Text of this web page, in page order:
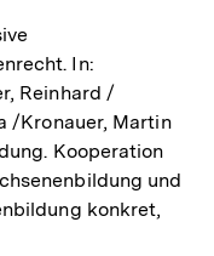
In:
Reinhard /
/Kronauer, Martin
Kooperation
und
konkret,